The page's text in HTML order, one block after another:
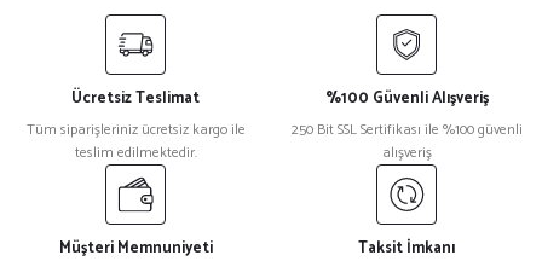
Ücretsiz Teslimat
Tüm siparişleriniz ücretsiz kargo ile
teslim edilmektedir.
%100 Güvenli Alışveriş
250 Bit SSL Sertifikası ile %100 güvenli
alışveriş
Müşteri Memnuniyeti Taksit İmkanı